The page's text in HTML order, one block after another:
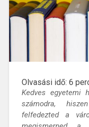
Olvasási idő: 6
Kedves egyetemi
számodra,
felfedezted a